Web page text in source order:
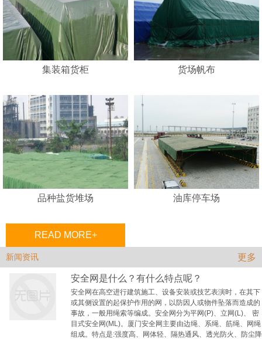
集装箱货柜 货场帆布
品种盐货堆场 油库停车场
READ MORE+
新闻资讯 更多
安全网是什么？有什么特点呢？
安全网在高空进行建筑施工、设备安装或技艺表演时，在其下
或其侧设置的起保护作用的网，以防因人或物件坠落而造成的
事故，一般用绳索等编成。安全网分为平网(P)、立网(L)、 密
目式安全网(ML)。厦门安全网主要由边绳、系绳、筋绳、网绳
组成。特点是:强度高、网体轻、隔热通风、透光防火、防尘降